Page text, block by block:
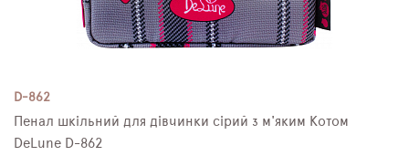
D-862
Пенал шкільний для дівчинки сірий з м'яким Котом
DeLune D-862